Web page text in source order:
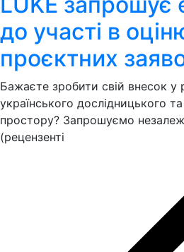
до участі в
проєктних
Бажаєте зробити свій внесок
українського дослідницького та
простору? Запрошуємо
(рецензенті